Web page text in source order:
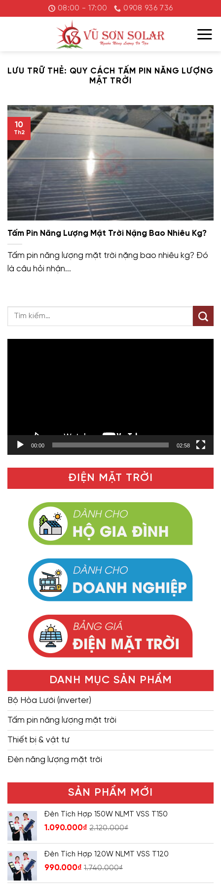
đến
08:00 - 17:00 0908 936 736
LƯU TRỮ THẺ: QUY CÁCH TẤM PIN NĂNG LƯỢNG
MẶT TRỜI
Tấm Pin Năng Lượng Mặt Trời Nặng Bao Nhiêu Kg?
Tấm pin năng lượng mặt trời nặng bao nhiêu kg? Đó
là câu hỏi nhận...
10
Th2
00:00 02:58
ĐIỆN MẶT TRỜI
DANH MỤC SẢN PHẨM
Bộ Hòa Lưới (inverter)
Tấm pin năng lượng mặt trời
Thiết bị & vật tư
Đèn năng lượng mặt trời
SẢN PHẨM MỚI
Đèn Tích Hợp 150W NLMT VSS T150
1.090.000₫ 2.120.000₫
Đèn Tích Hợp 120W NLMT VSS T120
990.000₫ 1.740.000₫